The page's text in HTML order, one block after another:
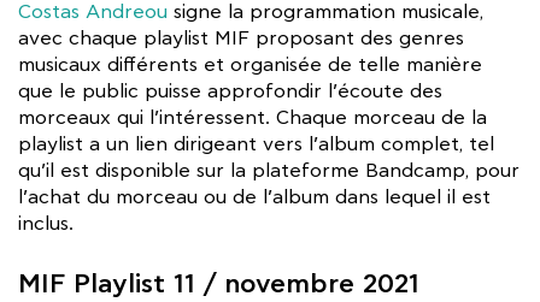
Costas Andreou signe la programmation musicale,
avec chaque playlist MIF proposant des genres
musicaux différents et organisée de telle manière
que le public puisse approfondir l’écoute des
morceaux qui l’intéressent. Chaque morceau de la
playlist a un lien dirigeant vers l’album complet, tel
qu’il est disponible sur la plateforme Bandcamp, pour
l’achat du morceau ou de l’album dans lequel il est
inclus.
MIF Playlist 11 / novembre 2021